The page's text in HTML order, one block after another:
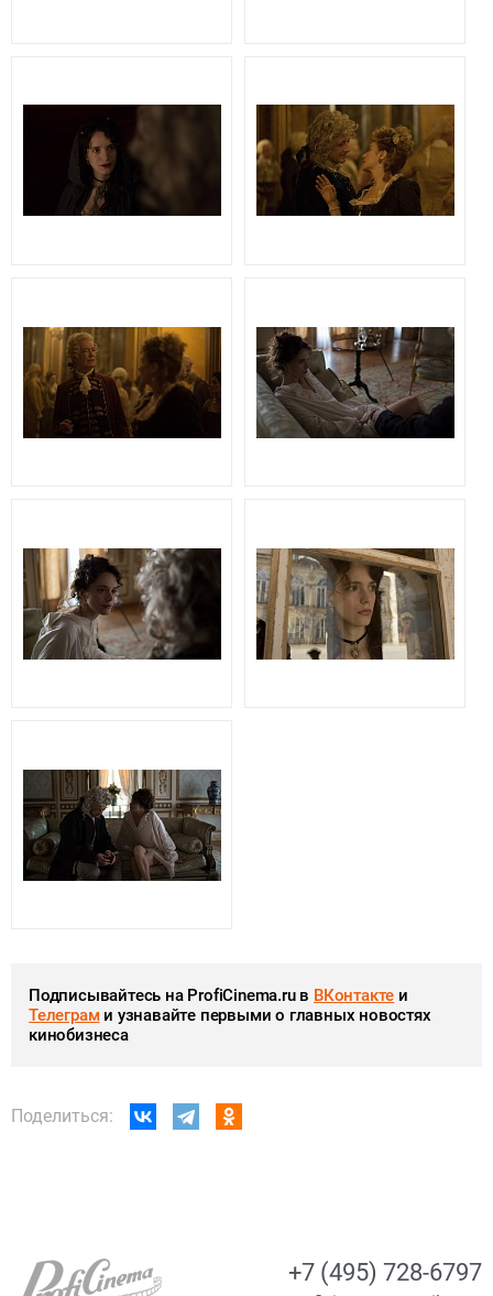
Подписывайтесь на ProfiCinema.ru в ВКонтакте и
Телеграми узнавайте первыми о главных новостях
кинобизнеса
Поделиться:
+7 (495) 728-6797